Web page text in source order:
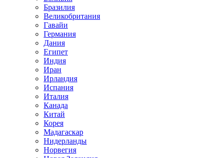
Бразилия
Великобритания
Гавайи
Германия
Дания
Египет
Индия
Иран
Ирландия
Испания
Италия
Канада
Китай
Корея
Мадагаскар
Нидерланды
Норвегия